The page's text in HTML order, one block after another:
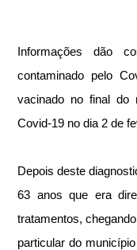
Informações dão
contaminado pelo
vacinado no final do
Covid-19 no dia 2 de
Depois deste
63 anos que era
tratamentos,
particular do